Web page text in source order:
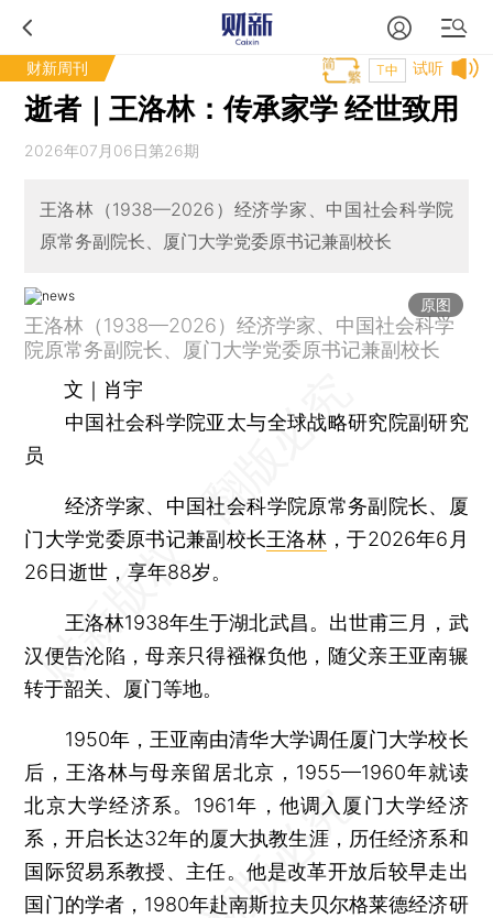
财新周刊 试听
T中
逝者｜王洛林：传承家学 经世致用
2026年07月06日第26期
王洛林（1938—2026）经济学家、中国社会科学院
原常务副院长、厦门大学党委原书记兼副校长
原图
王洛林（1938—2026）经济学家、中国社会科学
院原常务副院长、厦门大学党委原书记兼副校长
文｜肖宇
中国社会科学院亚太与全球战略研究院副研究
员
经济学家、中国社会科学院原常务副院长、厦
门大学党委原书记兼副校长王洛林 ，于2026年6月
26日逝世，享年88岁。
王洛林1938年生于湖北武昌。出世甫三月，武
汉便告沦陷，母亲只得襁褓负他，随父亲王亚南辗
转于韶关、厦门等地。
1950年，王亚南由清华大学调任厦门大学校长
后，王洛林与母亲留居北京，1955—1960年就读
北京大学经济系。1961年，他调入厦门大学经济
系，开启长达32年的厦大执教生涯，历任经济系和
国际贸易系教授、主任。他是改革开放后较早走出
国门的学者，1980年赴南斯拉夫贝尔格莱德经济研